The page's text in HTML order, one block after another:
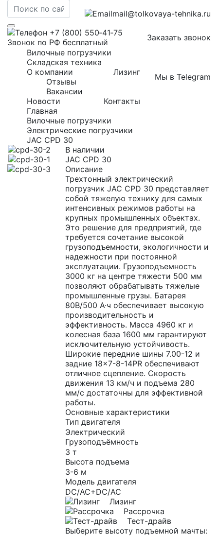
mail@tolkovaya-tehnika.ru
+7 (800) 550‑41‑75
Звонок по РФ бесплатный
Заказать звонок
Вилочные погрузчики
Складская техника
О компании
Отзывы
Вакансии
Лизинг
Новости Контакты
Мы в Telegram
Главная
Вилочные погрузчики
Электрические погрузчики
JAC CPD 30
В наличии
JAC CPD 30
Описание
Трехтонный электрический
погрузчик JAC CPD 30 представляет
собой тяжелую технику для самых
интенсивных режимов работы на
крупных промышленных объектах.
Это решение для предприятий, где
требуется сочетание высокой
грузоподъемности, экологичности и
надежности при постоянной
эксплуатации. Грузоподъемность
3000 кг на центре тяжести 500 мм
позволяют обрабатывать тяжелые
промышленные грузы. Батарея
80В/500 А·ч обеспечивает высокую
производительность и
эффективность. Масса 4960 кг и
колесная база 1600 мм гарантируют
исключительную устойчивость.
Широкие передние шины 7.00-12 и
задние 18×7-8-14PR обеспечивают
отличное сцепление. Скорость
движения 13 км/ч и подъема 280
мм/с достаточны для эффективной
работы.
Основные характеристики
Тип двигателя
Электрический
Грузоподъёмность
3 т
Высота подъема
3-6 м
Модель двигателя
DC/AC+DC/AC
Лизинг
Рассрочка
Тест-драйв
Выберите высоту подъемной мачты: